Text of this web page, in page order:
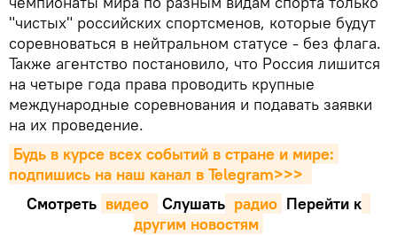
"чистых" российских спортсменов, которые будут
соревноваться в нейтральном статусе - без флага.
Также агентство постановило, что Россия лишится
на четыре года права проводить крупные
международные соревнования и подавать заявки
на их проведение.
Будь в курсе всех событий в стране и мире:
подпишись на наш канал в Telegram>>>
Смотреть видео Cлушать радио Перейти к
другим новостям